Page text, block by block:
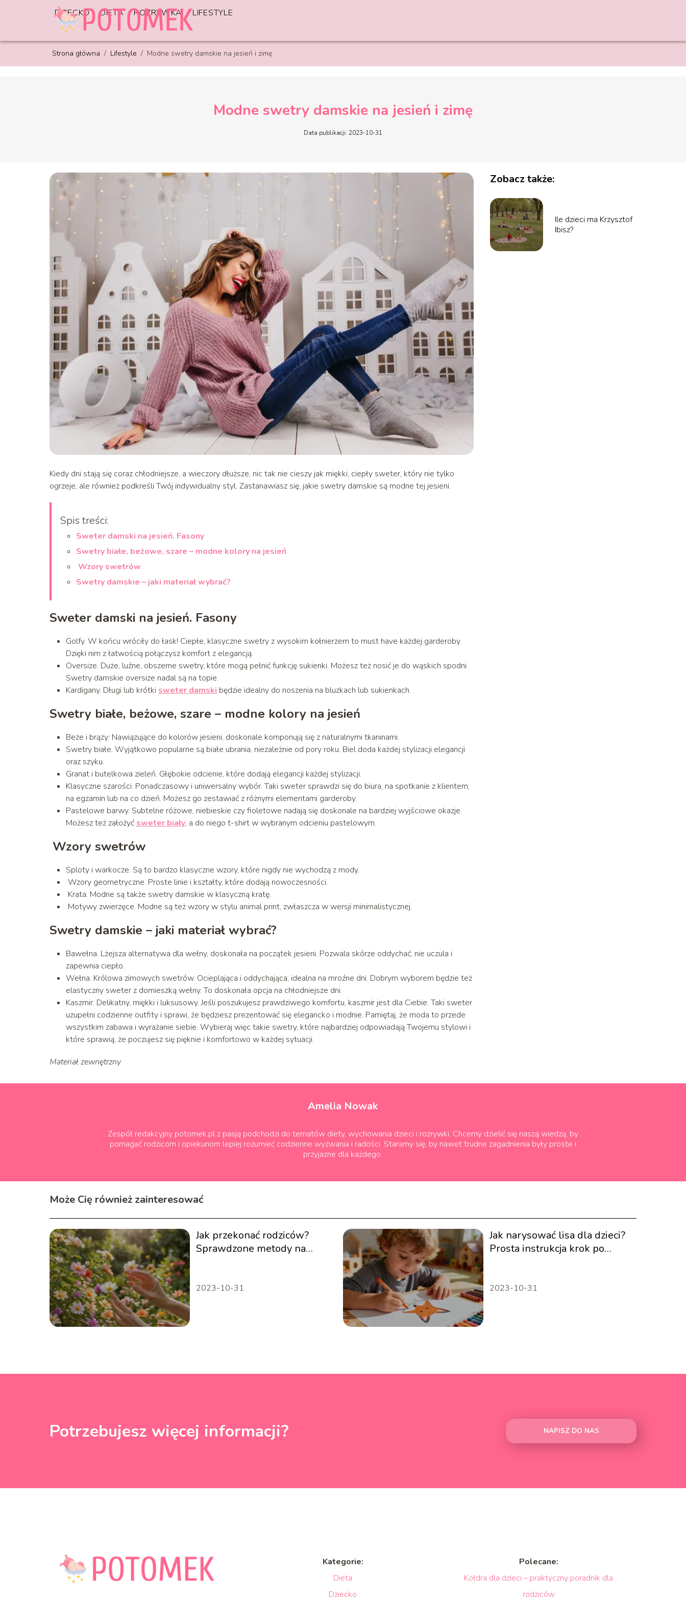
DZIECKO DIETA ROZRYWKA LIFESTYLE
Strona główna / Lifestyle / Modne swetry damskie na jesień i zimę
Modne swetry damskie na jesień i zimę
Data publikacji: 2023-10-31
Kiedy dni stają się coraz chłodniejsze, a wieczory dłuższe, nic tak nie cieszy jak miękki, ciepły sweter, który nie tylko
ogrzeje, ale również podkreśli Twój indywidualny styl. Zastanawiasz się, jakie swetry damskie są modne tej jesieni.
Spis treści:
Sweter damski na jesień. Fasony
Swetry białe, beżowe, szare – modne kolory na jesień
Wzory swetrów
Swetry damskie – jaki materiał wybrać?
Sweter damski na jesień. Fasony
Golfy. W końcu wróciły do łask! Ciepłe, klasyczne swetry z wysokim kołnierzem to must have każdej garderoby.
Dzięki nim z łatwością połączysz komfort z elegancją.
Oversize. Duże, luźne, obszerne swetry, które mogą pełnić funkcję sukienki. Możesz też nosić je do wąskich spodni.
Swetry damskie oversize nadal są na topie.
Kardigany. Długi lub krótki sweter damski będzie idealny do noszenia na bluzkach lub sukienkach.
Swetry białe, beżowe, szare – modne kolory na jesień
Beże i brązy: Nawiązujące do kolorów jesieni, doskonale komponują się z naturalnymi tkaninami.
Swetry białe. Wyjątkowo popularne są białe ubrania, niezależnie od pory roku. Biel doda każdej stylizacji elegancji
oraz szyku.
Granat i butelkowa zieleń. Głębokie odcienie, które dodają elegancji każdej stylizacji.
Klasyczne szarości. Ponadczasowy i uniwersalny wybór. Taki sweter sprawdzi się do biura, na spotkanie z klientem,
na egzamin lub na co dzień. Możesz go zestawiać z różnymi elementami garderoby.
Pastelowe barwy. Subtelne różowe, niebieskie czy fioletowe nadają się doskonale na bardziej wyjściowe okazje.
Możesz też założyć sweter biały, a do niego t-shirt w wybranym odcieniu pastelowym.
Wzory swetrów
Sploty i warkocze. Są to bardzo klasyczne wzory, które nigdy nie wychodzą z mody.
Wzory geometryczne. Proste linie i kształty, które dodają nowoczesności.
Krata. Modne są także swetry damskie w klasyczną kratę.
Motywy zwierzęce. Modne są też wzory w stylu animal print, zwłaszcza w wersji minimalistycznej.
Swetry damskie – jaki materiał wybrać?
Bawełna. Lżejsza alternatywa dla wełny, doskonała na początek jesieni. Pozwala skórze oddychać, nie uczula i
zapewnia ciepło.
Wełna. Królowa zimowych swetrów. Ocieplająca i oddychająca, idealna na mroźne dni. Dobrym wyborem będzie też
elastyczny sweter z domieszką wełny. To doskonała opcja na chłodniejsze dni.
Kaszmir. Delikatny, miękki i luksusowy. Jeśli poszukujesz prawdziwego komfortu, kaszmir jest dla Ciebie. Taki sweter
uzupełni codzienne outfity i sprawi, że będziesz prezentować się elegancko i modnie. Pamiętaj, że moda to przede
wszystkim zabawa i wyrażanie siebie. Wybieraj więc takie swetry, które najbardziej odpowiadają Twojemu stylowi i
które sprawią, że poczujesz się pięknie i komfortowo w każdej sytuacji.
Materiał zewnętrzny
Zobacz także:
Ile dzieci ma Krzysztof
Ibisz?
Amelia Nowak
Zespół redakcyjny potomek.pl z pasją podchodzi do tematów diety, wychowania dzieci i rozrywki. Chcemy dzielić się naszą wiedzą, by
pomagać rodzicom i opiekunom lepiej rozumieć codzienne wyzwania i radości. Staramy się, by nawet trudne zagadnienia były proste i
przyjazne dla każdego.
Może Cię również zainteresować
Jak przekonać rodziców?
Sprawdzone metody na
2023-10-31
Jak narysować lisa dla dzieci?
Prosta instrukcja krok po
2023-10-31
Potrzebujesz więcej informacji? NAPISZ DO NAS
Kategorie:
Dieta
Dziecko
Polecane:
Kołdra dla dzieci – praktyczny poradnik dla
rodziców